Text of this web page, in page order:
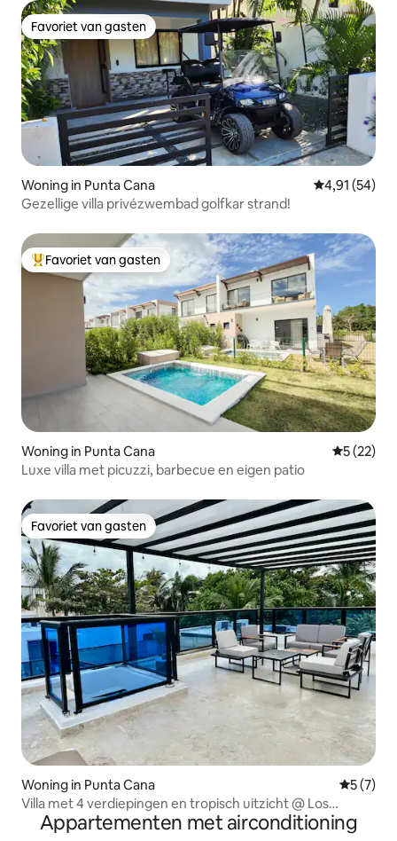
Favoriet van gasten
Favoriet van gasten
Woning in Punta Cana Gemiddelde
4,91 (54)
Gezellige villa privézwembad golfkar strand!
Topfavoriet van gasten
Favoriet van gasten
Woning in Punta Cana
5 (22)
Luxe villa met picuzzi, barbecue en eigen patio
Favoriet van gasten
Favoriet van gasten
Woning in Punta Cana
5 (7)
Villa met 4 verdiepingen en tropisch uitzicht @ Los
Corales Beach
Appartementen met airconditioning